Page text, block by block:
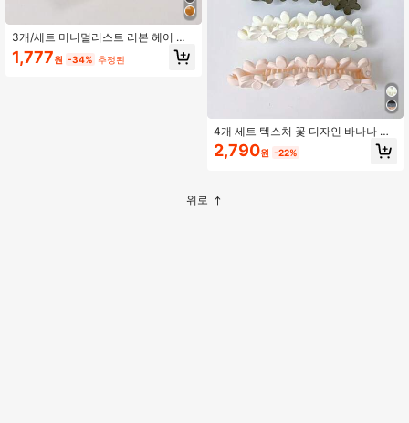
3개/세트 미니멀리스트 리본 헤어 클
립, 다기능 클로 클립 헤어 클로 헤어
바레트, 학교 용품, 우아한, 대학, 여성
1,777원 -34% 추정된
4개 세트 텍스처 꽃 디자인 바나나 헤
어 클립 바레트 헤어스타일용 클로 클
립, 학교 용품, 휴가 의상 여성, 새해,
2,790원 -22%
위로